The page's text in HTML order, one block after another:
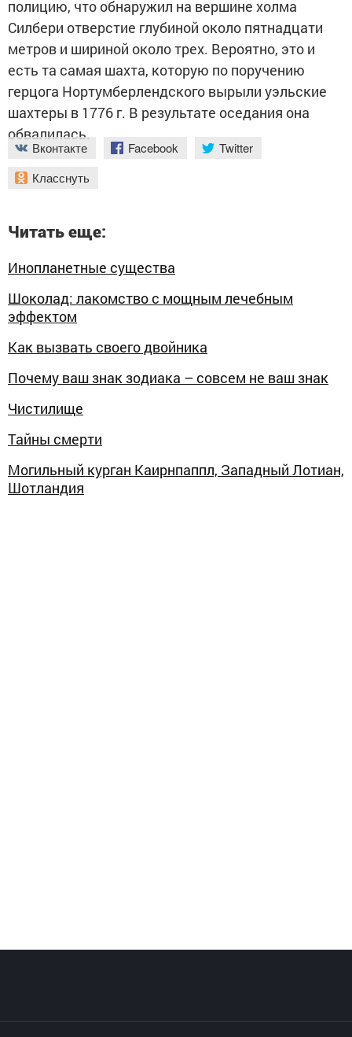
полицию, что обнаружил на вершине холма
Силбери отверстие глубиной около пятнадцати
метров и шириной около трех. Вероятно, это и
есть та самая шахта, которую по поручению
герцога Нортумберлендского вырыли уэльские
шахтеры в 1776 г. В результате оседания она
обвалилась.
Вконтакте Facebook
Twitter
Класснуть
Читать еще:
Инопланетные существа
Шоколад: лакомство с мощным лечебным
эффектом
Как вызвать своего двойника
Почему ваш знак зодиака – совсем не ваш знак
Чистилище
Тайны смерти
Могильный курган Каирнпаппл, Западный Лотиан,
Шотландия